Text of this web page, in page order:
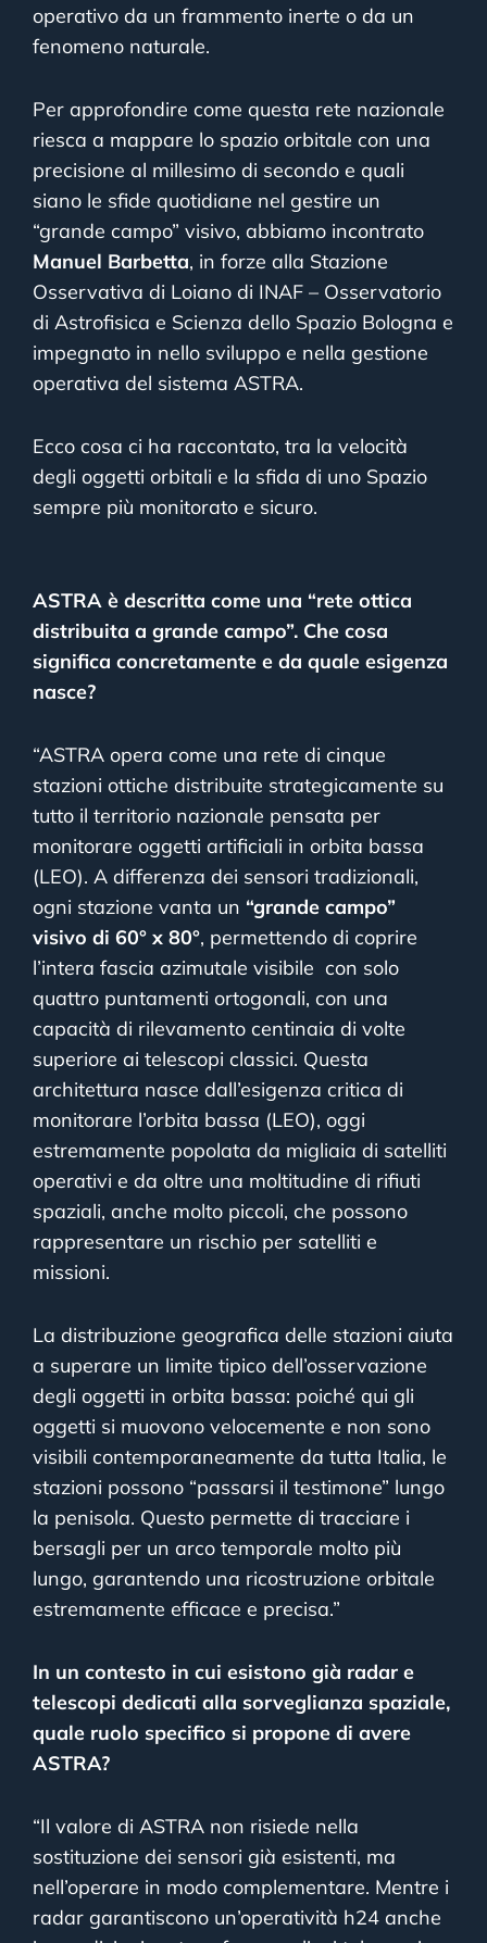
operativo da un frammento inerte o da un
fenomeno naturale.
Per approfondire come questa rete nazionale
riesca a mappare lo spazio orbitale con una
precisione al millesimo di secondo e quali
siano le sfide quotidiane nel gestire un
“grande campo” visivo, abbiamo incontrato
Manuel Barbetta, in forze alla Stazione
Osservativa di Loiano di INAF – Osservatorio
di Astrofisica e Scienza dello Spazio Bologna e
impegnato in nello sviluppo e nella gestione
operativa del sistema ASTRA.
Ecco cosa ci ha raccontato, tra la velocità
degli oggetti orbitali e la sfida di uno Spazio
sempre più monitorato e sicuro.
ASTRA è descritta come una “rete ottica
distribuita a grande campo”. Che cosa
significa concretamente e da quale esigenza
nasce?
“ASTRA opera come una rete di cinque
stazioni ottiche distribuite strategicamente su
tutto il territorio nazionale pensata per
monitorare oggetti artificiali in orbita bassa
(LEO). A differenza dei sensori tradizionali,
ogni stazione vanta un “grande campo”
visivo di 60° x 80°, permettendo di coprire
l’intera fascia azimutale visibile con solo
quattro puntamenti ortogonali, con una
capacità di rilevamento centinaia di volte
superiore ai telescopi classici. Questa
architettura nasce dall’esigenza critica di
monitorare l’orbita bassa (LEO), oggi
estremamente popolata da migliaia di satelliti
operativi e da oltre una moltitudine di rifiuti
spaziali, anche molto piccoli, che possono
rappresentare un rischio per satelliti e
missioni.
La distribuzione geografica delle stazioni aiuta
a superare un limite tipico dell’osservazione
degli oggetti in orbita bassa: poiché qui gli
oggetti si muovono velocemente e non sono
visibili contemporaneamente da tutta Italia, le
stazioni possono “passarsi il testimone” lungo
la penisola. Questo permette di tracciare i
bersagli per un arco temporale molto più
lungo, garantendo una ricostruzione orbitale
estremamente efficace e precisa.”
In un contesto in cui esistono già radar e
telescopi dedicati alla sorveglianza spaziale,
quale ruolo specifico si propone di avere
ASTRA?
“Il valore di ASTRA non risiede nella
sostituzione dei sensori già esistenti, ma
nell’operare in modo complementare. Mentre i
radar garantiscono un’operatività h24 anche